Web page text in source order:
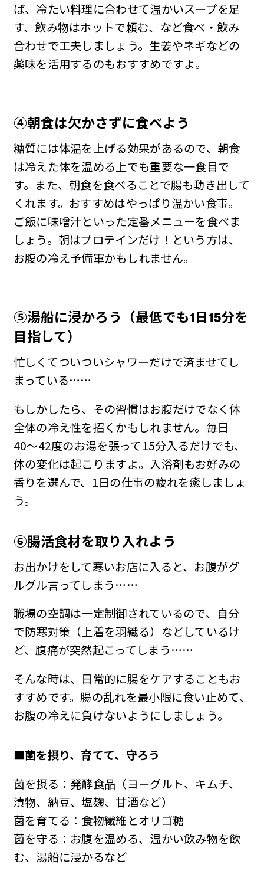
ば、冷たい料理に合わせて温かいスープを足
す、飲み物はホットで頼む、など食べ・飲み
合わせで工夫しましょう。生姜やネギなどの
薬味を活用するのもおすすめですよ。
④朝食は欠かさずに食べよう
糖質には体温を上げる効果があるので、朝食
は冷えた体を温める上でも重要な一食目で
す。また、朝食を食べることで腸も動き出して
くれます。おすすめはやっぱり温かい食事。
ご飯に味噌汁といった定番メニューを食べま
しょう。朝はプロテインだけ！という方は、
お腹の冷え予備軍かもしれません。
⑤湯船に浸かろう（最低でも1日15分を
目指して）
忙しくてついついシャワーだけで済ませてし
まっている……
もしかしたら、その習慣はお腹だけでなく体
全体の冷え性を招くかもしれません。毎日
40〜42度のお湯を張って15分入るだけでも、
体の変化は起こりますよ。入浴剤もお好みの
香りを選んで、1日の仕事の疲れを癒しましょ
う。
⑥腸活食材を取り入れよう
お出かけをして寒いお店に入ると、お腹がグ
ルグル言ってしまう……
職場の空調は一定制御されているので、自分
で防寒対策（上着を羽織る）などしているけ
ど、腹痛が突然起こってしまう……
そんな時は、日常的に腸をケアすることもお
すすめです。腸の乱れを最小限に食い止めて、
お腹の冷えに負けないようにしましょう。
■菌を摂り、育てて、守ろう
菌を摂る：発酵食品（ヨーグルト、キムチ、
漬物、納豆、塩麹、甘酒など）
菌を育てる：食物繊維とオリゴ糖
菌を守る：お腹を温める、温かい飲み物を飲
む、湯船に浸かるなど